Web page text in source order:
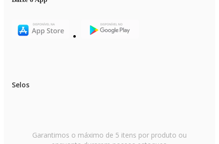
Selos
Garantimos o máximo de 5 itens por produto ou